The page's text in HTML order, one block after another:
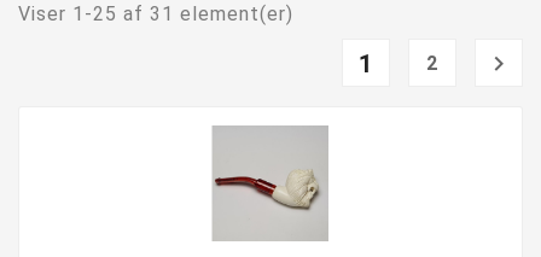
Viser 1-25 af 31 element(er)
1 2 